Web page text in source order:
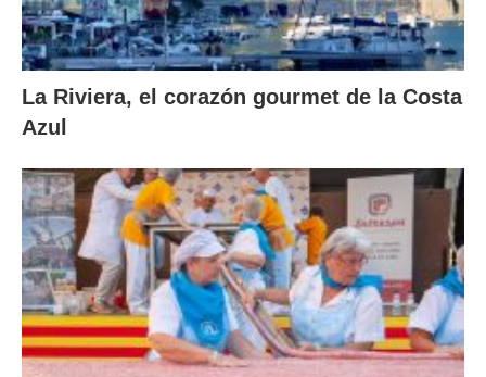
La Riviera, el corazón gourmet de la Costa
Azul